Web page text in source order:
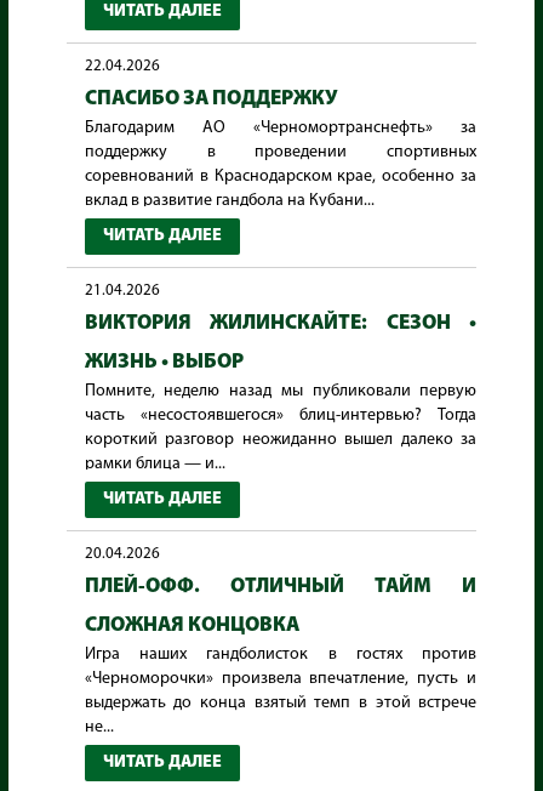
ЧИТАТЬ ДАЛЕЕ
22.04.2026
СПАСИБО ЗА ПОДДЕРЖКУ
Благодарим АО «Черномортранснефть» за
поддержку в проведении спортивных
соревнований в Краснодарском крае, особенно за
вклад в развитие гандбола на Кубани...
ЧИТАТЬ ДАЛЕЕ
21.04.2026
ВИКТОРИЯ ЖИЛИНСКАЙТЕ: СЕЗОН •
ЖИЗНЬ • ВЫБОР
Помните, неделю назад мы публиковали первую
часть «несостоявшегося» блиц-интервью? Тогда
короткий разговор неожиданно вышел далеко за
рамки блица — и...
ЧИТАТЬ ДАЛЕЕ
20.04.2026
ПЛЕЙ-ОФФ. ОТЛИЧНЫЙ ТАЙМ И
СЛОЖНАЯ КОНЦОВКА
Игра наших гандболисток в гостях против
«Черноморочки» произвела впечатление, пусть и
выдержать до конца взятый темп в этой встрече
не...
ЧИТАТЬ ДАЛЕЕ